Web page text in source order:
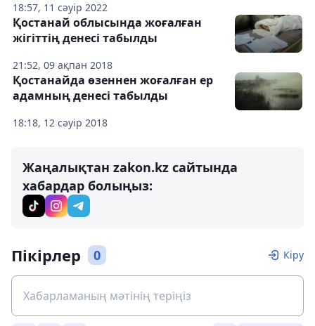
18:57, 11 сәуір 2022
21:52, 09 ақпан 2018
Қостанай облысында жоғалған
жігіттің денесі табылды
18:18, 12 сәуір 2018
Қостанайда өзеннен жоғалған ер
адамның денесі табылды
Жаңалықтан zakon.kz сайтында
хабардар болыңыз:
Пікірлер 0 Кіру